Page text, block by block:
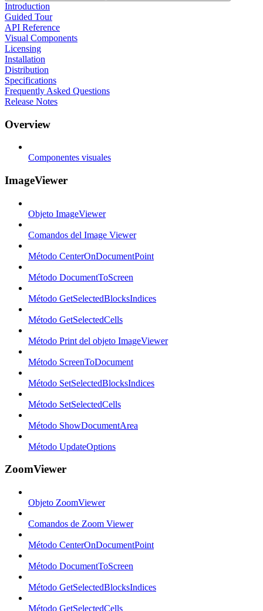
Introduction
Guided Tour
API Reference
Visual Components
Licensing
Installation
Distribution
Specifications
Frequently Asked Questions
Release Notes
Overview
Componentes visuales
ImageViewer
Objeto ImageViewer
Comandos del Image Viewer
Método CenterOnDocumentPoint
Método DocumentToScreen
Método GetSelectedBlocksIndices
Método GetSelectedCells
Método Print del objeto ImageViewer
Método ScreenToDocument
Método SetSelectedBlocksIndices
Método SetSelectedCells
Método ShowDocumentArea
Método UpdateOptions
ZoomViewer
Objeto ZoomViewer
Comandos de Zoom Viewer
Método CenterOnDocumentPoint
Método DocumentToScreen
Método GetSelectedBlocksIndices
Método GetSelectedCells